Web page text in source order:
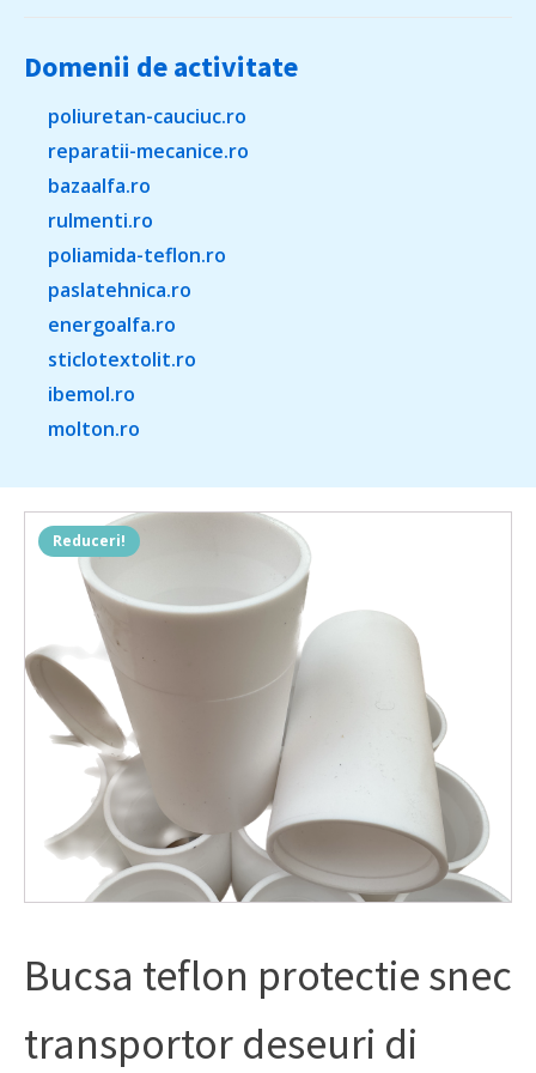
Domenii de activitate
poliuretan-cauciuc.ro
reparatii-mecanice.ro
bazaalfa.ro
rulmenti.ro
poliamida-teflon.ro
paslatehnica.ro
energoalfa.ro
sticlotextolit.ro
ibemol.ro
molton.ro
Reduceri!
Bucsa teflon protectie snec
transportor deseuri di